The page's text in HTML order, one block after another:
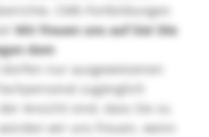
CME-Fortbildungen
Wir freuen uns auf Sie! Die
dem
nur ausgewiesenen
zugänglich
Ansicht sind, dass Sie zu
wir uns freuen, wenn